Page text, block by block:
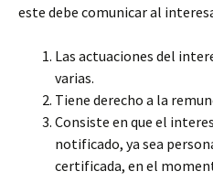
este debe comunicar al
Las actuaciones del
varias.
Tiene derecho a la
Consiste en que el
notificado, ya sea
certificada, en el